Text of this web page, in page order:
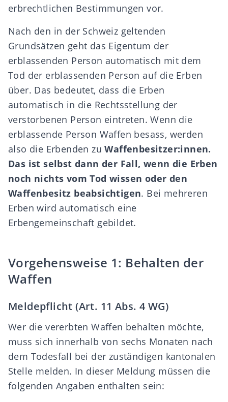
erbrechtlichen Bestimmungen vor.
Nach den in der Schweiz geltenden
Grundsätzen geht das Eigentum der
erblassenden Person automatisch mit dem
Tod der erblassenden Person auf die Erben
über. Das bedeutet, dass die Erben
automatisch in die Rechtsstellung der
verstorbenen Person eintreten. Wenn die
erblassende Person Waffen besass, werden
also die Erbenden zuWaffenbesitzer:innen.
Das ist selbst dann der Fall, wenn die Erben
noch nichts vom Tod wissen oder den
Waffenbesitz beabsichtigen. Bei mehreren
Erben wird automatisch eine
Erbengemeinschaft gebildet.
Vorgehensweise 1: Behalten der
Waffen
Meldepflicht (Art. 11 Abs. 4 WG)
Wer die vererbten Waffen behalten möchte,
muss sich innerhalb von sechs Monaten nach
dem Todesfall bei der zuständigen kantonalen
Stelle melden. In dieser Meldung müssen die
folgenden Angaben enthalten sein: